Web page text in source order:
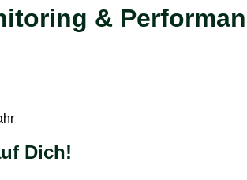
&
Dich!